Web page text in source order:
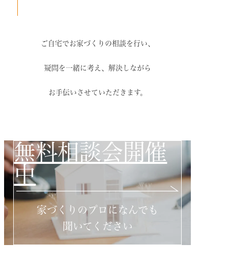
ご自宅でお家づくりの相談を行い、
疑問を一緒に考え、解決しながら
お手伝いさせていただきます。
無料相談会開催
中
家づくりのプロになんでも
聞いてください